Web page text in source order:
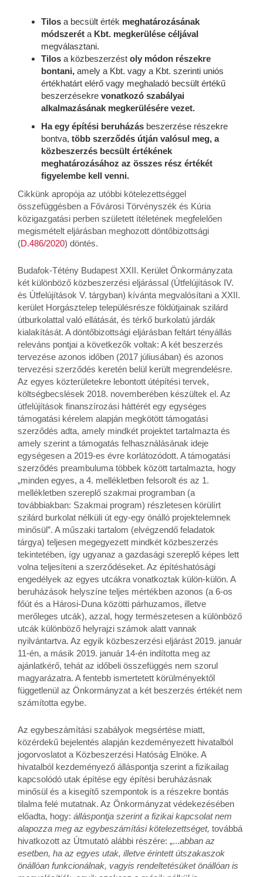
Tilos a becsült érték meghatározásának
módszerét a Kbt. megkerülése céljával
megválasztani.
Tilos a közbeszerzést oly módon részekre
bontani, amely a Kbt. vagy a Kbt. szerinti uniós
értékhatárt elérő vagy meghaladó becsült értékű
beszerzésekre vonatkozó szabályai
alkalmazásának megkerülésére vezet.
Ha egy építési beruházás beszerzése részekre
bontva, több szerződés útján valósul meg, a
közbeszerzés becsült értékének
meghatározásához az összes rész értékét
figyelembe kell venni.
Cikkünk apropója az utóbbi kötelezettséggel
összefüggésben a Fővárosi Törvényszék és Kúria
közigazgatási perben született ítéletének megfelelően
megismételt eljárásban meghozott döntőbizottsági
(D.486/2020) döntés.
Budafok-Tétény Budapest XXII. Kerület Önkormányzata
két különböző közbeszerzési eljárással (Útfelújítások IV.
és Útfelújítások V. tárgyban) kívánta megvalósítani a XXII.
kerület Horgásztelep településrésze földútjainak szilárd
útburkolattal való ellátását, és térkő burkolatú járdák
kialakítását. A döntőbizottsági eljárásban feltárt tényállás
releváns pontjai a következők voltak: A két beszerzés
tervezése azonos időben (2017 júliusában) és azonos
tervezési szerződés keretén belül került megrendelésre.
Az egyes közterületekre lebontott útépítési tervek,
költségbecslések 2018. novemberében készültek el. Az
útfelújítások finanszírozási háttérét egy egységes
támogatási kérelem alapján megkötött támogatási
szerződés adta, amely mindkét projektet tartalmazta és
amely szerint a támogatás felhasználásának ideje
egységesen a 2019-es évre korlátozódott. A támogatási
szerződés preambuluma többek között tartalmazta, hogy
„minden egyes, a 4. mellékletben felsorolt és az 1.
mellékletben szereplő szakmai programban (a
továbbiakban: Szakmai program) részletesen körülírt
szilárd burkolat nélküli út egy-egy önálló projektelemnek
minősül”. A műszaki tartalom (elvégzendő feladatok
tárgya) teljesen megegyezett mindkét közbeszerzés
tekintetében, így ugyanaz a gazdasági szereplő képes lett
volna teljesíteni a szerződéseket. Az építéshatósági
engedélyek az egyes utcákra vonatkoztak külön-külön. A
beruházások helyszíne teljes mértékben azonos (a 6-os
főút és a Hárosi-Duna közötti párhuzamos, illetve
merőleges utcák), azzal, hogy természetesen a különböző
utcák különböző helyrajzi számok alatt vannak
nyilvántartva. Az egyik közbeszerzési eljárást 2019. január
11-én, a másik 2019. január 14-én indította meg az
ajánlatkérő, tehát az időbeli összefüggés nem szorul
magyarázatra. A fentebb ismertetett körülményektől
függetlenül az Önkormányzat a két beszerzés értékét nem
számította egybe.
Az egybeszámítási szabályok megsértése miatt,
közérdekű bejelentés alapján kezdeményezett hivatalból
jogorvoslatot a Közbeszerzési Hatóság Elnöke. A
hivatalból kezdeményező álláspontja szerint a fizikailag
kapcsolódó utak építése egy építési beruházásnak
minősül és a kisegítő szempontok is a részekre bontás
tilalma felé mutatnak. Az Önkormányzat védekezésében
előadta, hogy: álláspontja szerint a fizikai kapcsolat nem
alapozza meg az egybeszámítási kötelezettséget, továbbá
hivatkozott az Útmutató alábbi részére: „...abban az
esetben, ha az egyes utak, illetve érintett útszakaszok
önállóan funkcionálnak, vagyis rendeltetésüket önállóan is